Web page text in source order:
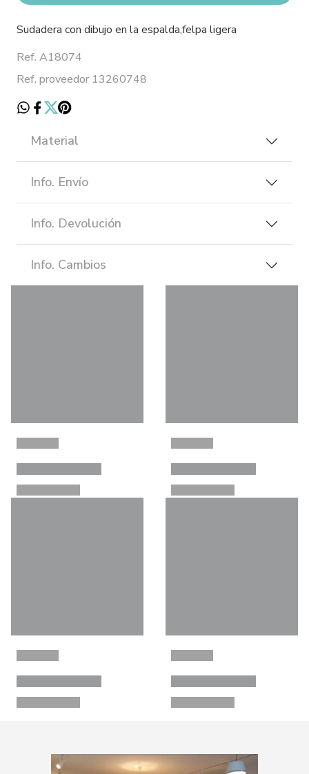
Sudadera con dibujo en la espalda,felpa ligera
Ref. A18074
Ref. proveedor 13260748
Material
Info. Envío
Info. Devolución
Info. Cambios